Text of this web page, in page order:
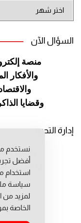
الموقع
السؤال الآن
منصة
والأفكار
وقضايا
إدارة التحرير
رئيس
رئيس
نستخدم
أفضل
استخدام
سياسة
لمزيد من
الخاصة